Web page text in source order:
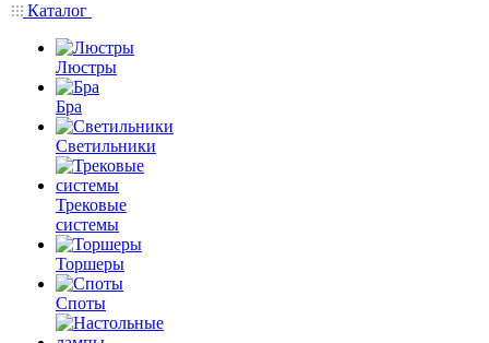
Каталог
Люстры
Бра
Светильники
Трековые
системы
Торшеры
Споты